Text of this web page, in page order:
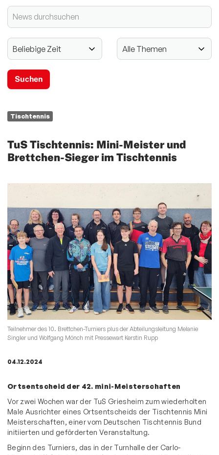
Tischtennis
TuS Tischtennis: Mini-Meister und
Brettchen-Sieger im Tischtennis
Teilnehmer des 10. Brettchen-Turniers plus der Abteilungsleitung Melanie
Singler und Wolfgang Mönch mit Pressewart Kerstin Rupp
04.12.2024
Ortsentscheid der 42. mini-Meisterschaften
Vor zwei Wochen war der TuS Griesheim zum wiederholten
Male Ausrichter eines Ortsentscheids der Tischtennis Mini
Meisterschaften, einer vom Deutschen Tischtennis Bund
initiierten und geförderten Veranstaltung.
Beginn des Turniers, das in der Turnhalle der Carlo-
2024 - 125-jähriges Jubiläum
Vereinssport
Mitglieder-Service